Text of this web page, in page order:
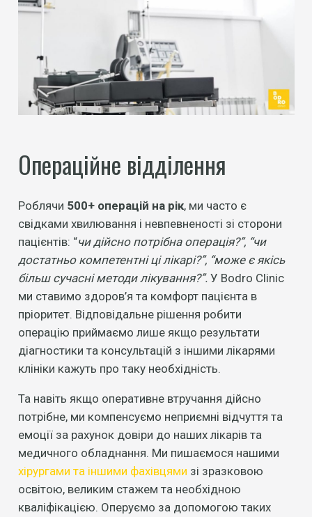
Операційне відділення
Роблячи 500+ операцій на рік, ми часто є
свідками хвилювання і невпевненості зі сторони
пацієнтів: “чи дійсно потрібна операція?”, “чи
достатньо компетентні ці лікарі?”, “може є якісь
більш сучасні методи лікування?”. У Bodro Clinic
ми ставимо здоров’я та комфорт пацієнта в
пріоритет. Відповідальне рішення робити
операцію приймаємо лише якщо результати
діагностики та консультацій з іншими лікарями
клініки кажуть про таку необхідність.
Та навіть якщо оперативне втручання дійсно
потрібне, ми компенсуємо неприємні відчуття та
емоції за рахунок довіри до наших лікарів та
медичного обладнання. Ми пишаємося нашими
хірургами та іншими фахівцями зі зразковою
освітою, великим стажем та необхідною
кваліфікацією. Оперуємо за допомогою таких